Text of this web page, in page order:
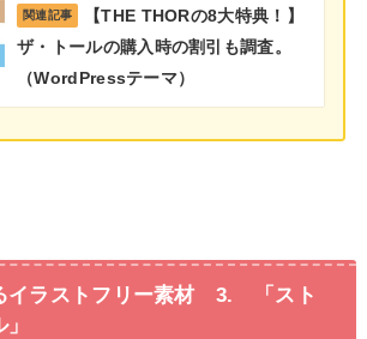
関連記事
【THE THORの8大特典！】
ザ・トールの購入時の割引も調査。
（WordPressテーマ）
イラストフリー素材 3. 「スト